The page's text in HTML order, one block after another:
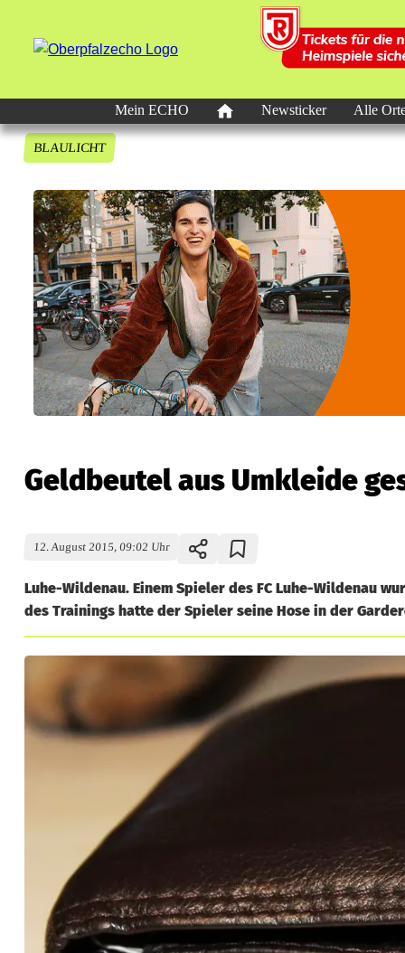
Mein ECHO Newsticker Alle
BLAULICHT
Geldbeutel aus Umkleide
12. August 2015, 09:02 Uhr
Luhe-Wildenau. Einem Spieler des FC Luhe-Wildenau
des Trainings hatte der Spieler seine Hose in der